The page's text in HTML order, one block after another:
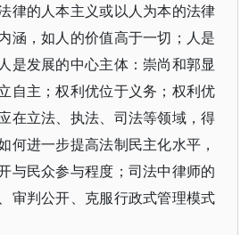
律的人本主义或以人为本的法律
涵，如人的价值高于一切；人是
是发展的中心主体：崇尚和郭显
自主；权利优位于义务；权利优
在立法、执法、司法等领域，得
何进一步提高法制民主化水平，
与民众参与程度；司法中律师的
审判公开、克服行政式管理模式